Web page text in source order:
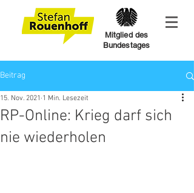
Mitglied des
Bundestages
Beitrag
RP-Online: Krieg darf sich
nie wiederholen
15. Nov. 2021 1 Min. Lesezeit